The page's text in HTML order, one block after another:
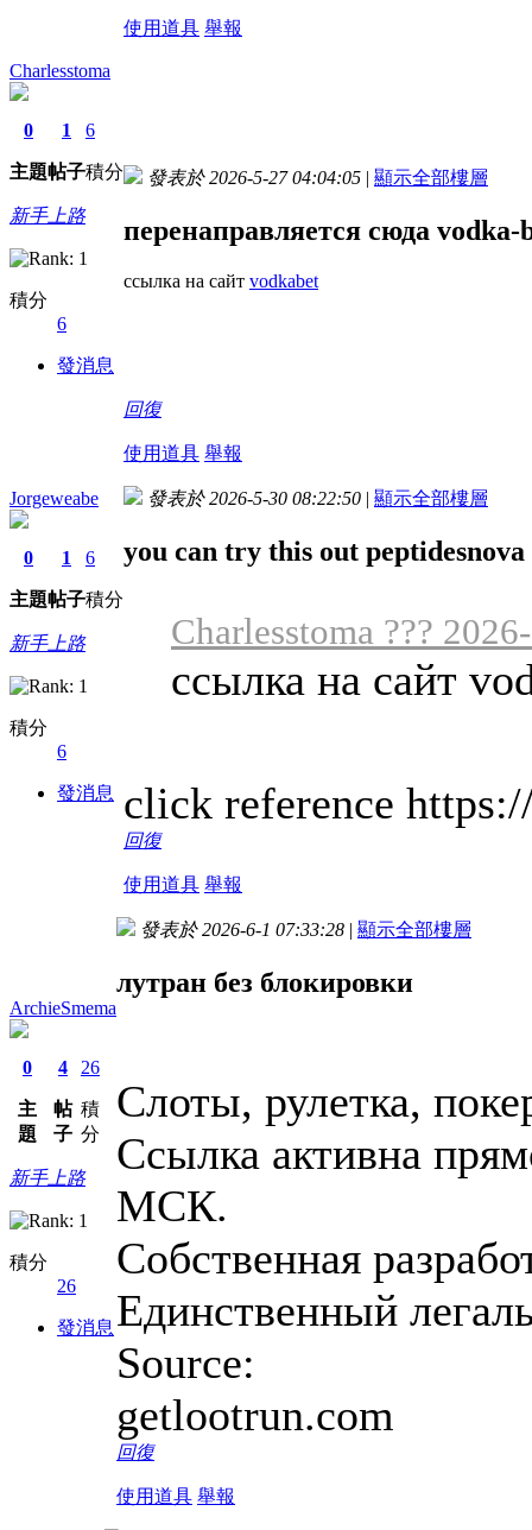
使用道具 舉報
Charlesstoma
0
主題
1
帖子
6
積分
新手上路
積分
6
發消息
發表於 2026-5-27 04:04:05 | 顯示全部樓層
перенаправляется сюда vodka-
ссылка на сайт vodkabet
回復
使用道具 舉報
Jorgeweabe
0
主題
1
帖子
6
積分
新手上路
積分
6
發消息
發表於 2026-5-30 08:22:50 | 顯示全部樓層
you can try this out peptidesnova
Charlesstoma ???
ссылка на сайт
click reference
回復
使用道具 舉報
ArchieSmema
0
主
題
4
帖
子
26
積
分
新手上路
積分
26
發消息
發表於 2026-6-1 07:33:28 | 顯示全部樓層
лутран без блокировки
Слоты, рулетка,
Ссылка активна
МСК.
Собственная
Единственный
Source:
getlootrun.com
回復
使用道具 舉報